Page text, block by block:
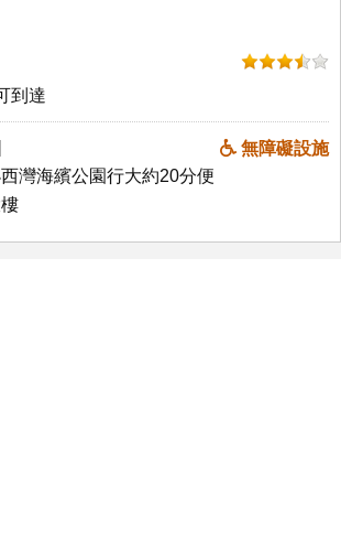
到達
無障礙設施
灣海繽公園行大約20分便